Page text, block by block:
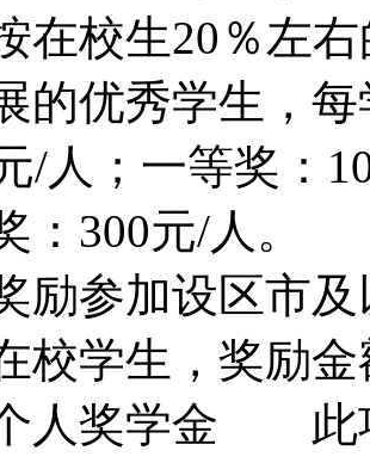
在校生20％左
的优秀学生，
/人；一等奖：
：300元/人
励参加设区市
校学生，奖励
人奖学金 此